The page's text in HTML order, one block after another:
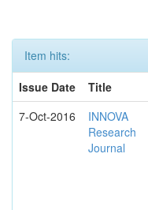
Item hits:
Issue Date
Title
7-Oct-2016
INNOVA
Research
Journal